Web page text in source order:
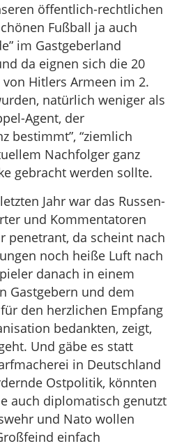
öffentlich-rechtlichen
Fußball ja auch
im Gastgeberland
da eignen sich die 20
Hitlers Armeen im 2.
natürlich weniger als
Agent, der
bestimmt”, “ziemlich
Nachfolger ganz
gebracht werden sollte.
Jahr war das Russen-
und Kommentatoren
penetrant, da scheint nach
noch heiße Luft nach
danach in einem
Gastgebern und dem
den herzlichen Empfang
bedankten, zeigt,
Und gäbe es statt
in Deutschland
Ostpolitik, könnten
auch diplomatisch genutzt
und Nato wollen
einfach